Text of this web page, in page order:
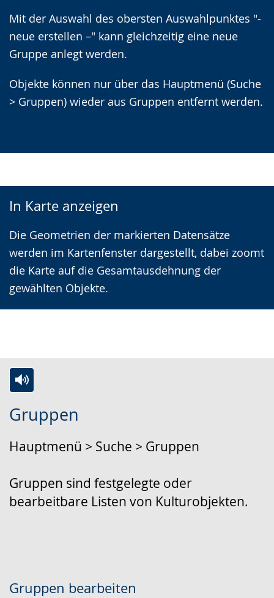
Mit der Auswahl des obersten Auswahlpunktes "-
neue erstellen –" kann gleichzeitig eine neue
Gruppe anlegt werden.
Objekte können nur über das Hauptmenü (Suche
> Gruppen) wieder aus Gruppen entfernt werden.
In Karte anzeigen
Die Geometrien der markierten Datensätze
werden im Kartenfenster dargestellt, dabei zoomt
die Karte auf die Gesamtausdehnung der
gewählten Objekte.
Gruppen
Hauptmenü > Suche > Gruppen
Gruppen sind festgelegte oder
bearbeitbare Listen von Kulturobjekten.
Gruppen bearbeiten
Leichten
wechseln.
Audio-
Video
Deutscher
wird
angezeigt.